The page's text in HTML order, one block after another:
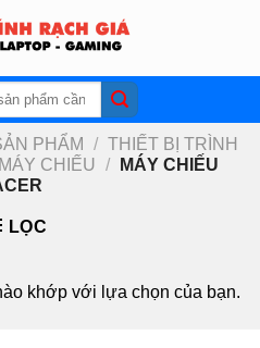
PHẨM / THIẾT BỊ TRÌNH
MÁY CHIẾU /
MÁY CHIẾU
LỌC
khớp với lựa chọn của bạn.